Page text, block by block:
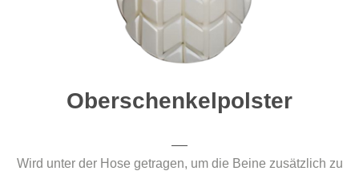
Oberschenkelpolster
Wird unter der Hose getragen, um die Beine zusätzlich zu